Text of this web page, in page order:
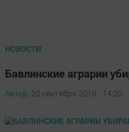
НОВОСТИ
Бавлинские аграрии
Автор, 20 сентября 2016 - 14:20